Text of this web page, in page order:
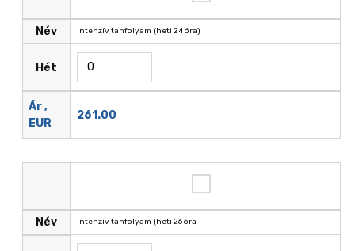
Név
Hét
Ár ,
EUR
Intenzív tanfolyam (heti 24 óra)
261.00
Név Intenzív tanfolyam (heti 26 óra